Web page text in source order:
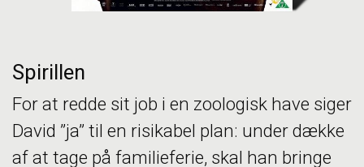
Spirillen
For at redde sit job i en zoologisk have siger
David ”ja” til en risikabel plan: under dække
af at tage på familieferie, skal han bringe